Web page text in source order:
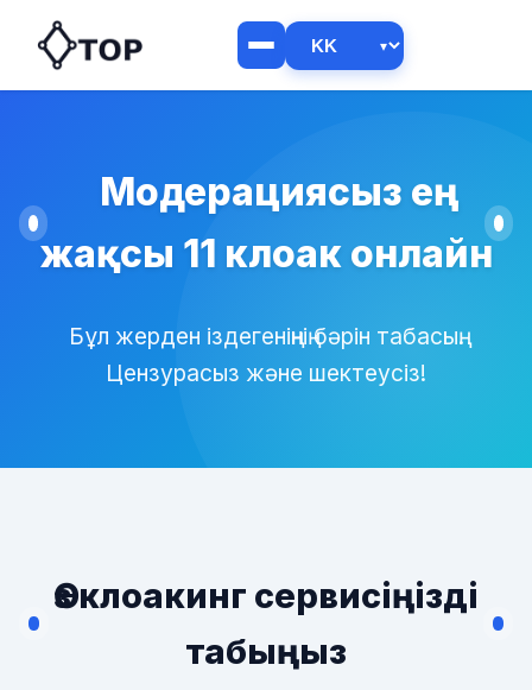
Модерациясыз ең
жақсы 11 клоак онлайн
Бұл жерден іздегеніңнің бәрін табасың.
Цензурасыз және шектеусіз!
Өз клоакинг сервисіңізді
табыңыз